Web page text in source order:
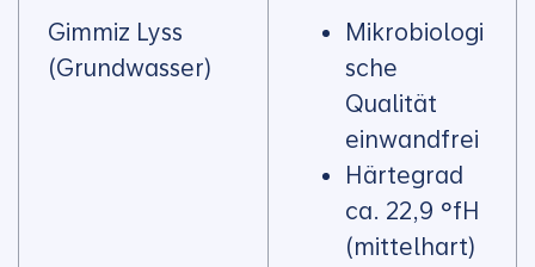
Gimmiz Lyss
(Grundwasser)
Mikrobiologi
sche
Qualität
einwandfrei
Härtegrad
ca. 22,9 °fH
(mittelhart)